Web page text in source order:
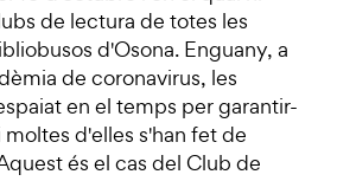
de lectura de totes les
d'Osona. Enguany, a
de coronavirus, les
en el temps per garantir-
d'elles s'han fet de
és el cas del Club de